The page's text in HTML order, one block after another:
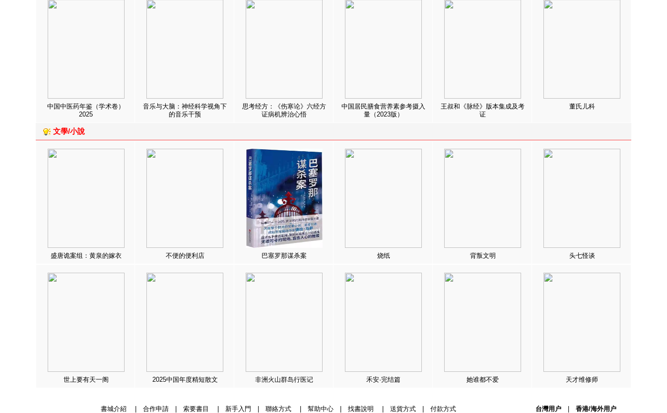
中国中医药年鉴（学术卷）
2025
音乐与大脑：神经科学视角下
的音乐干预
思考经方：《伤寒论》六经方
证病机辨治心悟
中国居民膳食营养素参考摄入
量（2023版）
王叔和《脉经》版本集成及考
证
董氏儿科
文學/小說
盛唐诡案组：黄泉的嫁衣 不便的便利店 巴塞罗那谋杀案 烧纸 背叛文明 头七怪谈
世上要有天一阁 2025中国年度精短散文 非洲火山群岛行医记 禾安·完结篇 她谁都不爱 天才维修师
書城介紹 合作申請| 索要書目 新手入門 聯絡方式| 幫助中心| 找書說明 送貨方式| 付款方式 台灣用户 香港/海外用户